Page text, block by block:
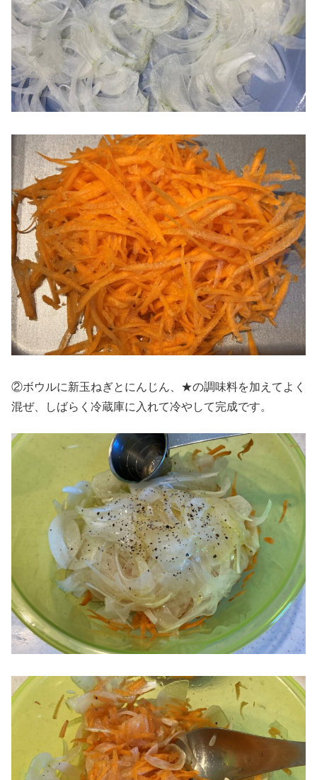
②ボウルに新玉ねぎとにんじん、★の調味料を加えてよく
混ぜ、しばらく冷蔵庫に入れて冷やして完成です。